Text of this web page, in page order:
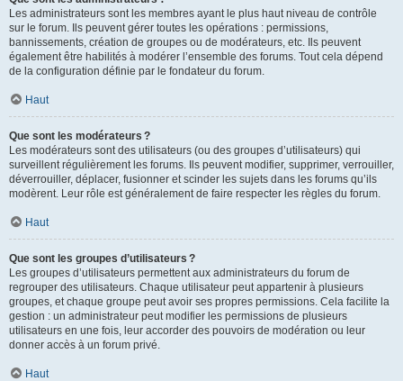
Les administrateurs sont les membres ayant le plus haut niveau de contrôle
sur le forum. Ils peuvent gérer toutes les opérations : permissions,
bannissements, création de groupes ou de modérateurs, etc. Ils peuvent
également être habilités à modérer l’ensemble des forums. Tout cela dépend
de la configuration définie par le fondateur du forum.
Haut
Que sont les modérateurs ?
Les modérateurs sont des utilisateurs (ou des groupes d’utilisateurs) qui
surveillent régulièrement les forums. Ils peuvent modifier, supprimer, verrouiller,
déverrouiller, déplacer, fusionner et scinder les sujets dans les forums qu’ils
modèrent. Leur rôle est généralement de faire respecter les règles du forum.
Haut
Que sont les groupes d’utilisateurs ?
Les groupes d’utilisateurs permettent aux administrateurs du forum de
regrouper des utilisateurs. Chaque utilisateur peut appartenir à plusieurs
groupes, et chaque groupe peut avoir ses propres permissions. Cela facilite la
gestion : un administrateur peut modifier les permissions de plusieurs
utilisateurs en une fois, leur accorder des pouvoirs de modération ou leur
donner accès à un forum privé.
Haut